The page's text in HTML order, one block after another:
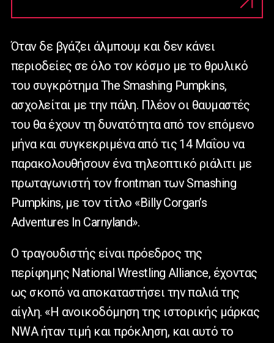
Όταν δε βγάζει άλμπουμ και δεν κάνει
περιοδείες σε όλο τον κόσμο με το θρυλικό
του συγκρότημα The Smashing Pumpkins,
ασχολείται με την πάλη. Πλέον οι θαυμαστές
του θα έχουν τη δυνατότητα από τον επόμενο
μήνα και συγκεκριμένα από τις 14 Μαΐου να
παρακολουθήσουν ένα τηλεοπτικό ριάλιτι με
πρωταγωνιστή τον frontman των Smashing
Pumpkins, με τον τίτλο «Billy Corgan’s
Adventures In Carnyland».
Ο τραγουδιστής είναι πρόεδρος της
περίφημης National Wrestling Alliance, έχοντας
ως σκοπό να αποκαταστήσει την παλιά της
αίγλη. «Η ανοικοδόμηση της ιστορικής μάρκας
NWA ήταν τιμή και πρόκληση, και αυτό το